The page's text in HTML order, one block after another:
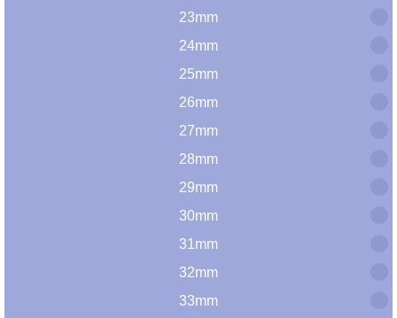
23mm
24mm
25mm
26mm
27mm
28mm
29mm
30mm
31mm
32mm
33mm